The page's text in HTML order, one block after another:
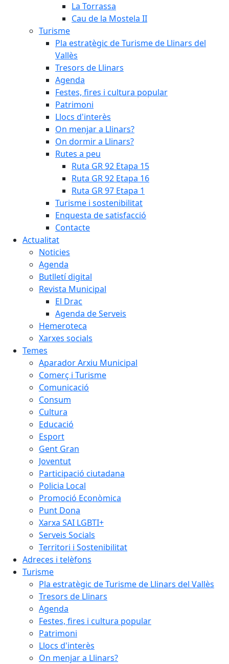
La Torrassa
Cau de la Mostela II
Turisme
Pla estratègic de Turisme de Llinars del
Vallès
Tresors de Llinars
Agenda
Festes, fires i cultura popular
Patrimoni
Llocs d'interès
On menjar a Llinars?
On dormir a Llinars?
Rutes a peu
Ruta GR 92 Etapa 15
Ruta GR 92 Etapa 16
Ruta GR 97 Etapa 1
Turisme i sostenibilitat
Enquesta de satisfacció
Contacte
Actualitat
Noticies
Agenda
Butlletí digital
Revista Municipal
El Drac
Agenda de Serveis
Hemeroteca
Xarxes socials
Temes
Aparador Arxiu Municipal
Comerç i Turisme
Comunicació
Consum
Cultura
Educació
Esport
Gent Gran
Joventut
Participació ciutadana
Policia Local
Promoció Econòmica
Punt Dona
Xarxa SAI LGBTI+
Serveis Socials
Territori i Sostenibilitat
Adreces i telèfons
Turisme
Pla estratègic de Turisme de Llinars del Vallès
Tresors de Llinars
Agenda
Festes, fires i cultura popular
Patrimoni
Llocs d'interès
On menjar a Llinars?